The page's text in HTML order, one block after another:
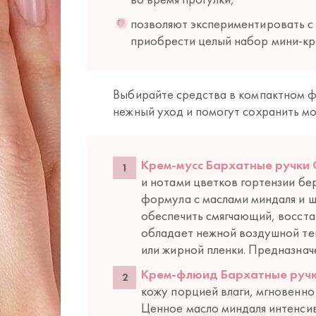
позволяют
приобрести целый набор мини-
Выбирайте средства в компактном
нежный уход и помогут сохранить
Крем-мусс Бархатные ручки
и нотами цветков гортензии
формула с маслами миндаля и
обеспечить смягчающий,
обладает нежной воздушной
или жирной пленки.
Крем-флюид Бархатные
кожу порцией влаги,
Ценное масло миндаля